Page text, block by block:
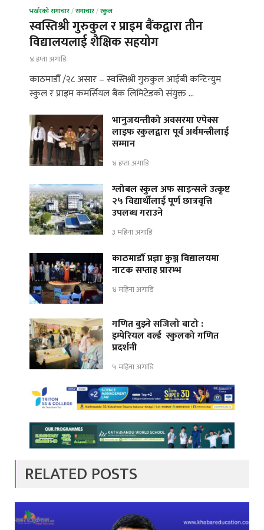
भर्खरको समाचार/समाचार/स्कुल
स्वस्तिश्री गुरुकुल र प्राइम बैंकद्वारा तीन
विद्यालयलाई शैक्षिक सहयोग
४ हप्ता अगाडि
काठमाडौँ /२८ असार – स्वस्तिश्री गुरुकुल आईबी कन्टिन्युम
स्कुल र प्राइम कमर्सियल बैंक लिमिटेडको संयुक्त …
भानुजयन्तीको अवसरमा एपेक्स
लाइफ स्कुलद्वारा पूर्व अर्थमन्त्रीलाई
सम्मान
४ हप्ता अगाडि
ग्लोबल स्कुल अफ साइन्सले उत्कृष्ट
२५ विद्यार्थीलाई पूर्ण छात्रवृत्ति
उपलब्ध गराउने
३ महिना अगाडि
काठमाडौँ प्रज्ञा कुञ्ज विद्यालयमा
नाटक सप्ताह प्रारम्भ
४ महिना अगाडि
गणित बुझ्ने सजिलो बाटो :
इम्पेरियल वर्ल्ड स्कुलको गणित
प्रदर्शनी
५ महिना अगाडि
RELATED POSTS